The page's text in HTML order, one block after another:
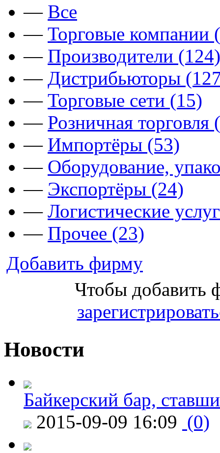
— Все
— Торговые компании
— Производители (124)
— Дистрибьюторы
— Торговые сети (15)
— Розничная торговля
— Импортёры (53)
— Оборудование,
— Экспортёры (24)
— Логистические
— Прочее (23)
Добавить фирму
Чтобы добавить
Новости
Байкерский бар,
2015-09-09 16:09 (0)